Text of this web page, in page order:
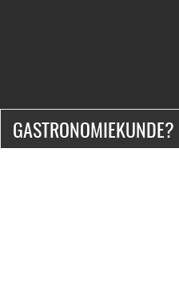
GASTRONOMIEKUNDE?